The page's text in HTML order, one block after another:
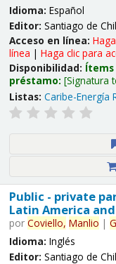
Idioma: Español
Editor: Santiago de
Acceso en línea:
línea | Haga clic para
Disponibilidad: Ítems
préstamo: Signatura
Listas: Caribe-Energía
Public - private
Latin America
por Coviello, Manlio |
Idioma: Inglés
Editor: Santiago de